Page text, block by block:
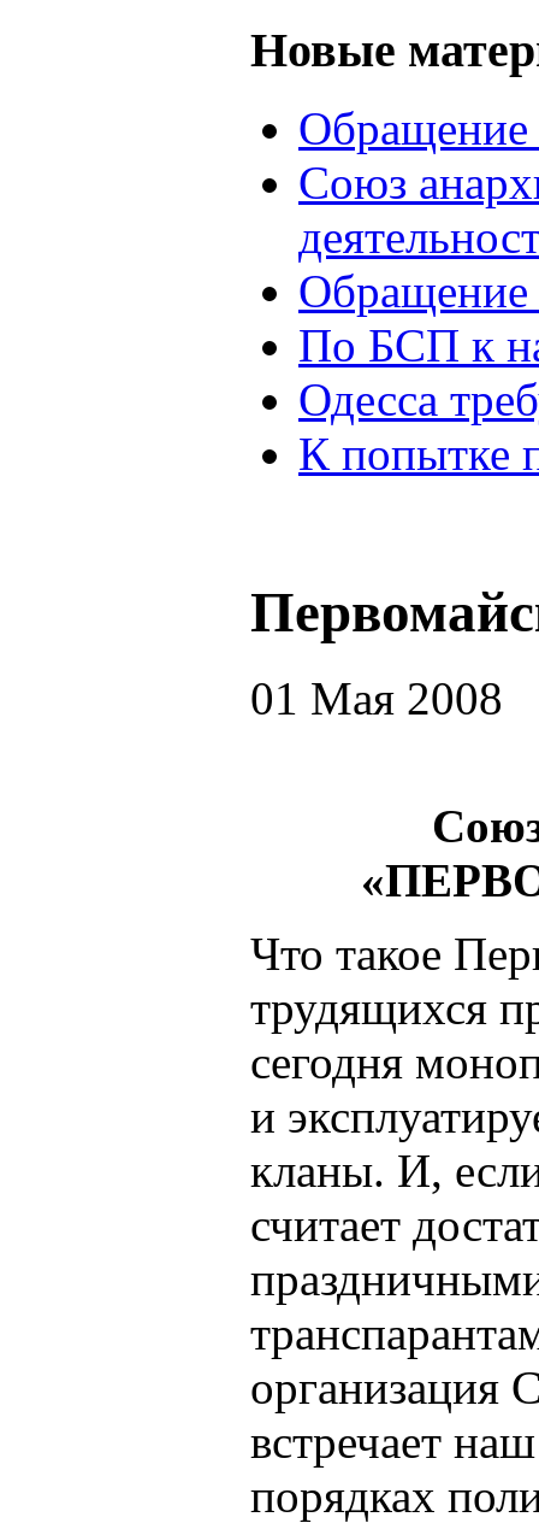
Новые
Союз
Обращение
По БСП к
Одесса
К попытке
01 Мая 2008
Что такое
трудящихся
сегодня
и
кланы. И,
считает
организация
встречает
порядках